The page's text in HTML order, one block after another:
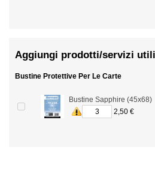
Aggiungi prodotti/servizi
Bustine Protettive Per Le Carte
Bustine Sapphire (45x68)
2,50 €